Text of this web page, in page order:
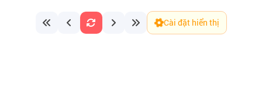
Cài đặt hiển thị